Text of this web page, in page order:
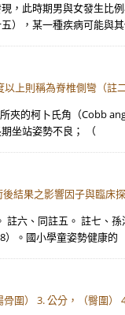
，此時期男與女發生比
），某一種疾病可能與
上則稱為脊椎側彎（註
夾的柯卜氏角（Cobb
坐站姿勢不良； （
結果之影響因子與臨床
註六、同註五。 註七、
）。國小學童姿勢健康的
圍） 3. 公分，（臀圍）